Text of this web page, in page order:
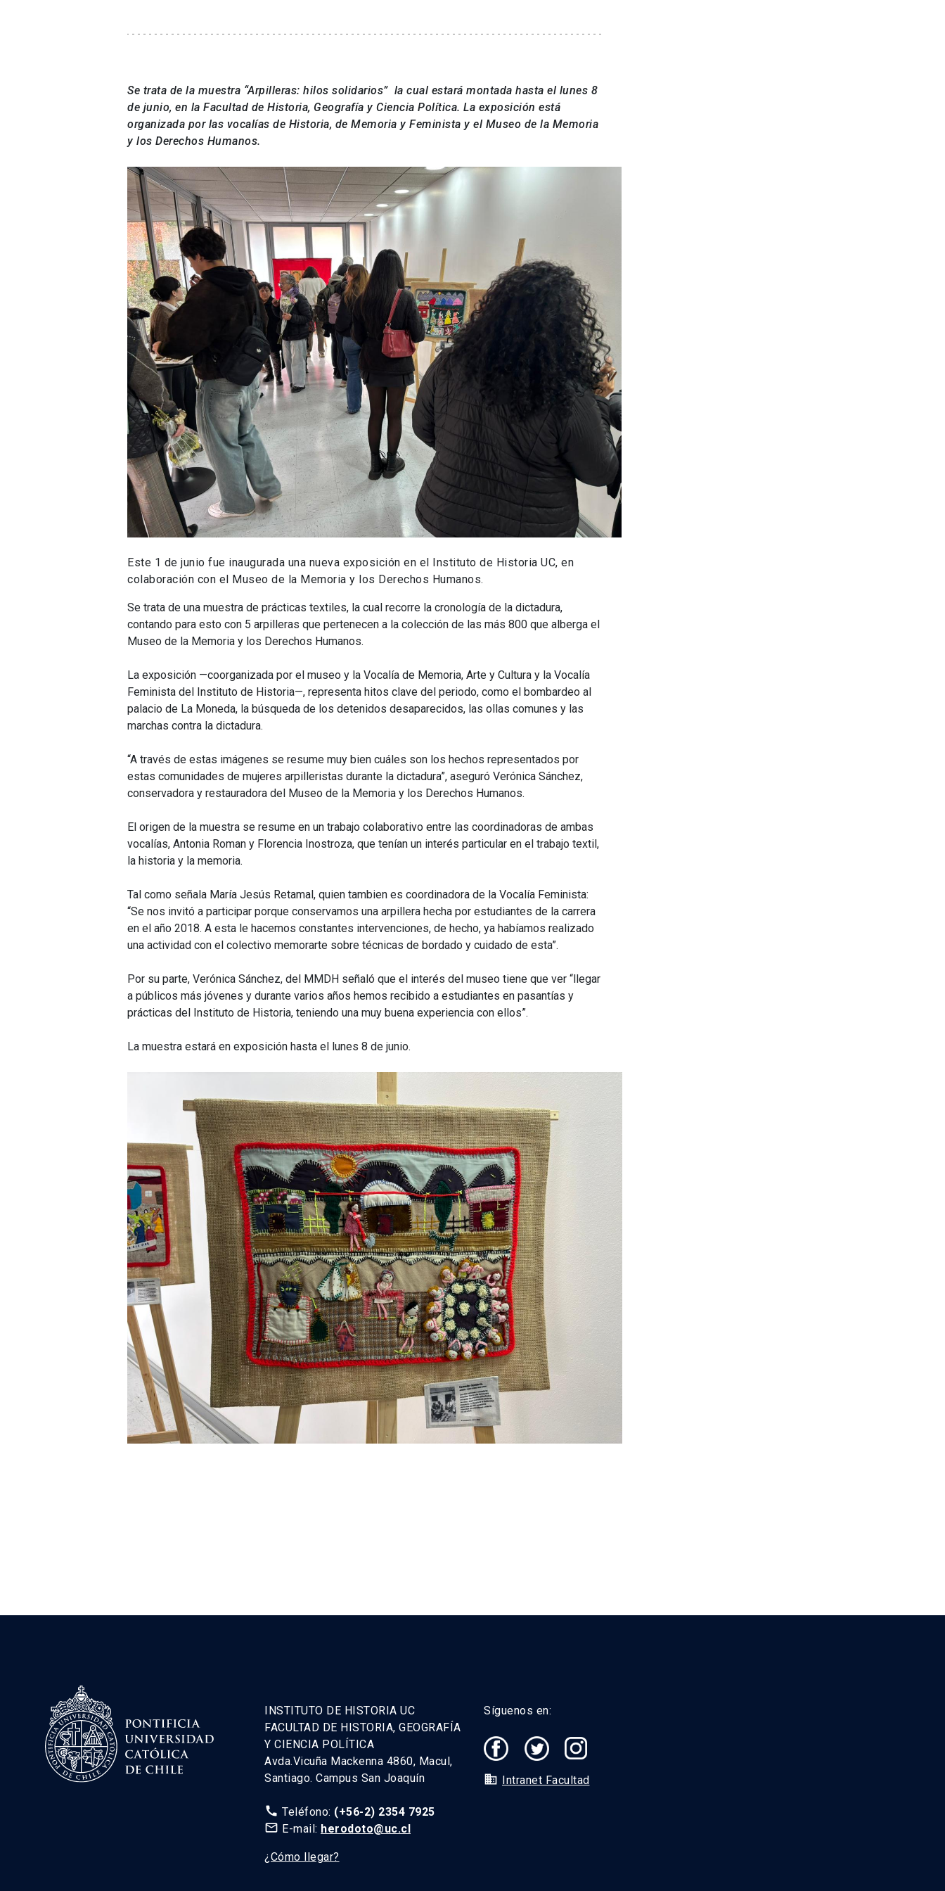
Se trata de la muestra “Arpilleras: hilos solidarios” la cual estará montada hasta el lunes 8
de junio, en la Facultad de Historia, Geografía y Ciencia Política. La exposición está
organizada por las vocalías de Historia, de Memoria y Feminista y el Museo de la Memoria
y los Derechos Humanos.
Este 1 de junio fue inaugurada una nueva exposición en el Instituto de Historia UC, en
colaboración con el Museo de la Memoria y los Derechos Humanos.
Se trata de una muestra de prácticas textiles, la cual recorre la cronología de la dictadura,
contando para esto con 5 arpilleras que pertenecen a la colección de las más 800 que alberga el
Museo de la Memoria y los Derechos Humanos.
La exposición —coorganizada por el museo y la Vocalía de Memoria, Arte y Cultura y la Vocalía
Feminista del Instituto de Historia—, representa hitos clave del periodo, como el bombardeo al
palacio de La Moneda, la búsqueda de los detenidos desaparecidos, las ollas comunes y las
marchas contra la dictadura.
“A través de estas imágenes se resume muy bien cuáles son los hechos representados por
estas comunidades de mujeres arpilleristas durante la dictadura”, aseguró Verónica Sánchez,
conservadora y restauradora del Museo de la Memoria y los Derechos Humanos.
El origen de la muestra se resume en un trabajo colaborativo entre las coordinadoras de ambas
vocalías, Antonia Roman y Florencia Inostroza, que tenían un interés particular en el trabajo textil,
la historia y la memoria.
Tal como señala María Jesús Retamal, quien tambien es coordinadora de la Vocalía Feminista:
“Se nos invitó a participar porque conservamos una arpillera hecha por estudiantes de la carrera
en el año 2018. A esta le hacemos constantes intervenciones, de hecho, ya habíamos realizado
una actividad con el colectivo memorarte sobre técnicas de bordado y cuidado de esta”.
Por su parte, Verónica Sánchez, del MMDH señaló que el interés del museo tiene que ver “llegar
a públicos más jóvenes y durante varios años hemos recibido a estudiantes en pasantías y
prácticas del Instituto de Historia, teniendo una muy buena experiencia con ellos”.
La muestra estará en exposición hasta el lunes 8 de junio.
INSTITUTO DE HISTORIA UC
FACULTAD DE HISTORIA, GEOGRAFÍA
Y CIENCIA POLÍTICA
Avda.Vicuña Mackenna 4860, Macul,
Santiago. Campus San Joaquín
call Teléfono: (+56-2) 2354 7925
mail_outline E-mail: herodoto@uc.cl
¿Cómo llegar?
Síguenos en:
domain Intranet Facultad